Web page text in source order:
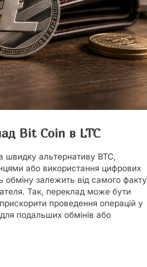
Bit Coin в LTC
швидку альтернативу BTC,
або використання цифрових
обміну залежить від самого факту
Так, переклад може бути
проведення операцій у
подальших обмінів або